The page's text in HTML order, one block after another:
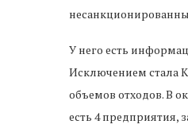
У него есть
Исключением стала
объемов отходов. В
есть 4 предприятия,